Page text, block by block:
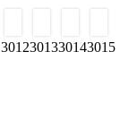
3012301330143015